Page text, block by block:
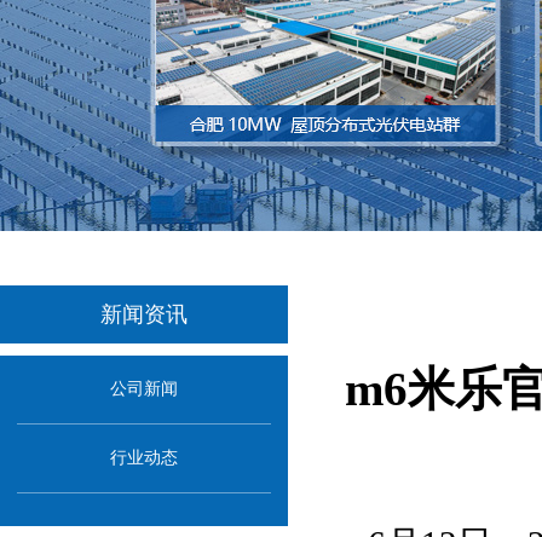
新闻资讯
公司新闻
行业动态
m6米乐